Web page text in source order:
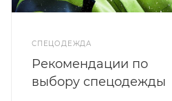
СПЕЦОДЕЖДА
Рекомендации по
выбору спецодежды